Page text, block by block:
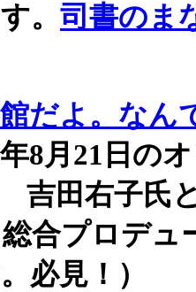
。 司書のま
館だよ。な
年8月21日
吉田右子氏
総合プロデ
必見！）